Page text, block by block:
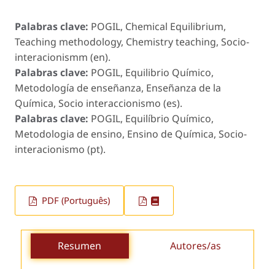
Palabras clave: POGIL, Chemical Equilibrium,
Teaching methodology, Chemistry teaching, Socio-
interacionismm (en).
Palabras clave: POGIL, Equilibrio Químico,
Metodología de enseñanza, Enseñanza de la
Química, Socio interaccionismo (es).
Palabras clave: POGIL, Equilíbrio Químico,
Metodologia de ensino, Ensino de Química, Socio-
interacionismo (pt).
PDF (Português)
Resumen Autores/as